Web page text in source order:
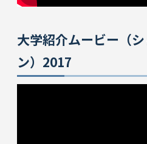
大学紹介ムービー（
ン）2017